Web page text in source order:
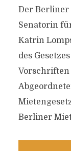
Der Berliner
Senatorin
Katrin
des
Berliner